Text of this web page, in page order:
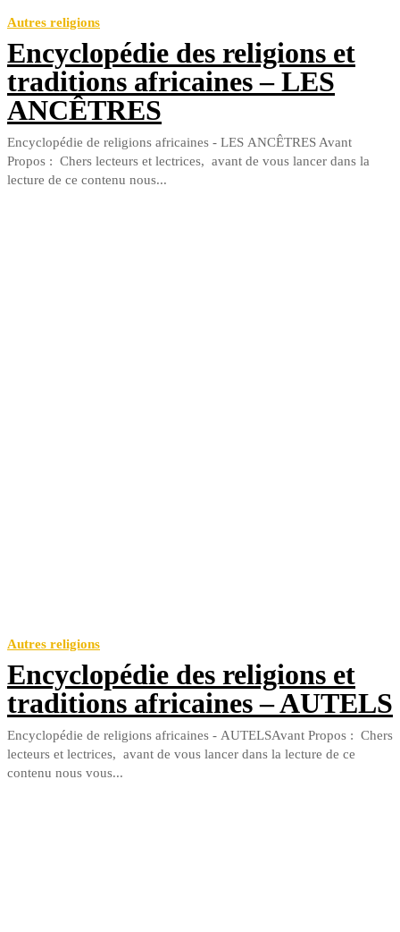
Autres religions
Encyclopédie des religions et
traditions africaines – LES
ANCÊTRES
Encyclopédie de religions africaines - LES ANCÊTRES Avant
Propos : Chers lecteurs et lectrices, avant de vous lancer dans la
lecture de ce contenu nous...
Autres religions
Encyclopédie des religions et
traditions africaines – AUTELS
Encyclopédie de religions africaines - AUTELSAvant Propos : Chers
lecteurs et lectrices, avant de vous lancer dans la lecture de ce
contenu nous vous...